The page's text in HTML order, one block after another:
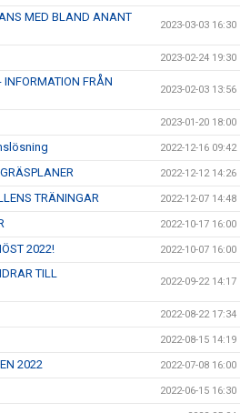
MED BLAND ANANT
2023-03-03 16:30
2023-02-24 19:30
INFORMATION FRÅN
2023-02-03 13:56
2023-01-20 18:00
2022-12-16 09:42
2022-12-12 14:26
TRÄNINGAR 2022-12-07 14:48
2022-10-17 16:00
2022! 2022-10-07 16:00
TILL
2022-09-22 14:17
2022-08-22 17:34
2022-08-15 14:19
2022 2022-07-08 16:00
2022-06-15 16:30